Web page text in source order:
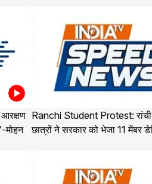
मोहन
Ranchi Student Protest:
छात्रों ने सरकार को भेजा 11 मेंबर